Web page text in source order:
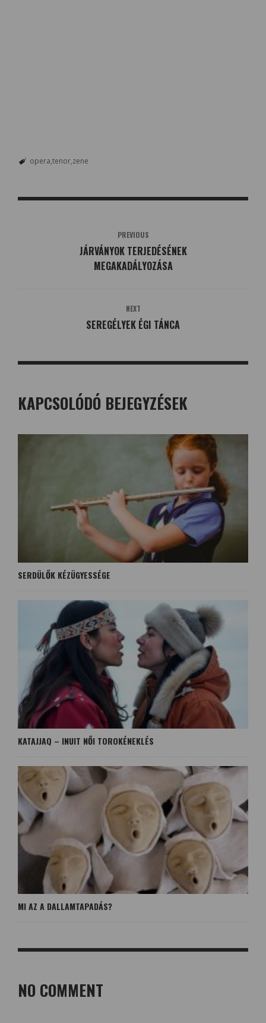
opera tenor zene
PREVIOUS
JÁRVÁNYOK TERJEDÉSÉNEK
MEGAKADÁLYOZÁSA
NEXT
SEREGÉLYEK ÉGI TÁNCA
KAPCSOLÓDÓ BEJEGYZÉSEK
SERDÜLŐK KÉZÜGYESSÉGE
KATAJJAQ – INUIT NŐI TOROKÉNEKLÉS
MI AZ A DALLAMTAPADÁS?
NO COMMENT